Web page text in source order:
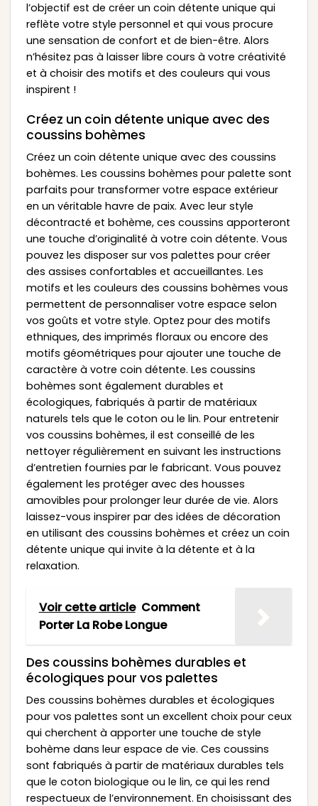
l’objectif est de créer un coin détente unique qui
reflète votre style personnel et qui vous procure
une sensation de confort et de bien-être. Alors
n’hésitez pas à laisser libre cours à votre créativité
et à choisir des motifs et des couleurs qui vous
inspirent !
Créez un coin détente unique avec des
coussins bohèmes
Créez un coin détente unique avec des coussins
bohèmes. Les coussins bohèmes pour palette sont
parfaits pour transformer votre espace extérieur
en un véritable havre de paix. Avec leur style
décontracté et bohème, ces coussins apporteront
une touche d’originalité à votre coin détente. Vous
pouvez les disposer sur vos palettes pour créer
des assises confortables et accueillantes. Les
motifs et les couleurs des coussins bohèmes vous
permettent de personnaliser votre espace selon
vos goûts et votre style. Optez pour des motifs
ethniques, des imprimés floraux ou encore des
motifs géométriques pour ajouter une touche de
caractère à votre coin détente. Les coussins
bohèmes sont également durables et
écologiques, fabriqués à partir de matériaux
naturels tels que le coton ou le lin. Pour entretenir
vos coussins bohèmes, il est conseillé de les
nettoyer régulièrement en suivant les instructions
d’entretien fournies par le fabricant. Vous pouvez
également les protéger avec des housses
amovibles pour prolonger leur durée de vie. Alors
laissez-vous inspirer par des idées de décoration
en utilisant des coussins bohèmes et créez un coin
détente unique qui invite à la détente et à la
relaxation.
Voir cette article Comment
Porter La Robe Longue
Des coussins bohèmes durables et
écologiques pour vos palettes
Des coussins bohèmes durables et écologiques
pour vos palettes sont un excellent choix pour ceux
qui cherchent à apporter une touche de style
bohème dans leur espace de vie. Ces coussins
sont fabriqués à partir de matériaux durables tels
que le coton biologique ou le lin, ce qui les rend
respectueux de l’environnement. En choisissant des